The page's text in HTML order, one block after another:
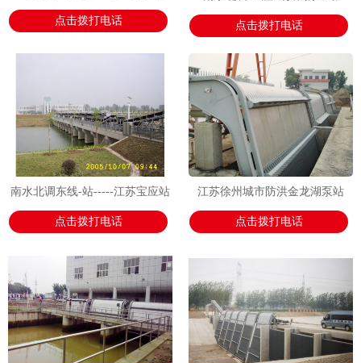
点击拨打电话 点击拨打电话
南水北调东线-站-----江苏宝应站
点击拨打电话
江苏徐州城市防洪金龙湖泵站
点击拨打电话